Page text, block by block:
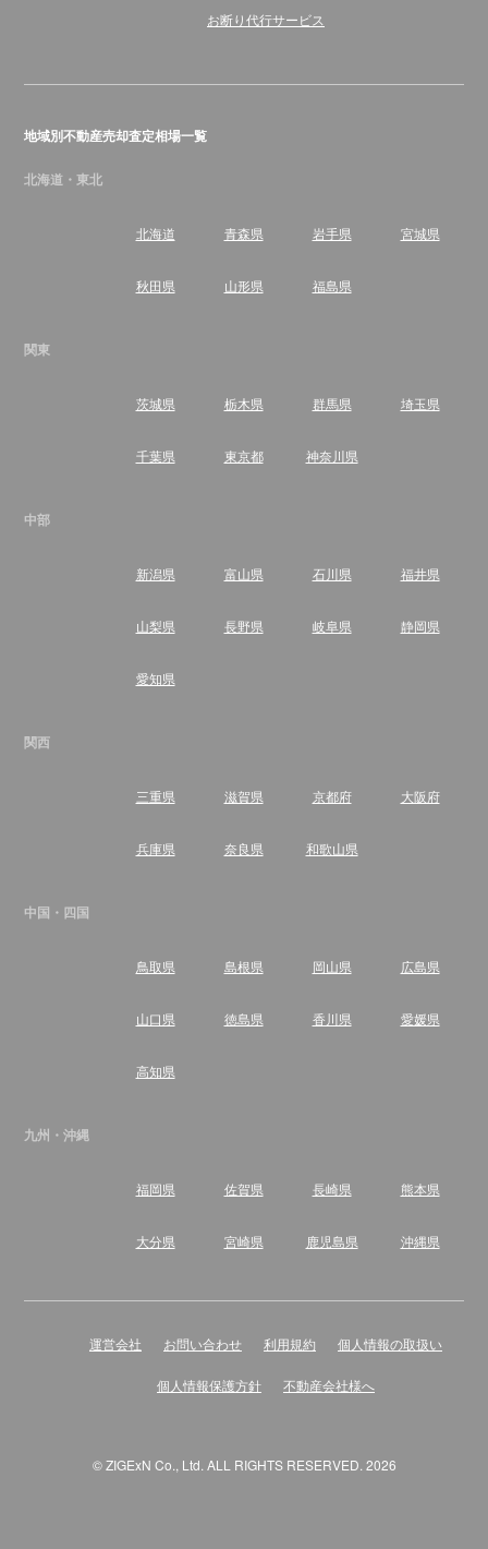
お断り代行サービス
地域別不動産売却査定相場一覧
北海道・東北
北海道 青森県 岩手県 宮城県
秋田県 山形県 福島県
関東
茨城県 栃木県 群馬県 埼玉県
千葉県 東京都 神奈川県
中部
新潟県 富山県 石川県 福井県
山梨県 長野県 岐阜県 静岡県
愛知県
関西
三重県 滋賀県 京都府 大阪府
兵庫県 奈良県 和歌山県
中国・四国
鳥取県 島根県 岡山県 広島県
山口県 徳島県 香川県 愛媛県
高知県
九州・沖縄
福岡県 佐賀県 長崎県 熊本県
大分県 宮崎県 鹿児島県 沖縄県
運営会社 お問い合わせ 利用規約 個人情報の取扱い
個人情報保護方針 不動産会社様へ
© ZIGExN Co., Ltd. ALL RIGHTS RESERVED. 2026